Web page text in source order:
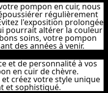
pompon en cuir, nous
régulièrement
l'exposition prolongée
pourrait altérer la couleur
soins, votre pompon
des années à venir.
et de personnalité à vos
en cuir de chèvre.
créez votre style unique
et sophistiqué.